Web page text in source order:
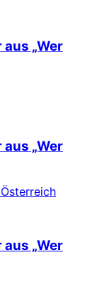
„Wer
„Wer
„Wer